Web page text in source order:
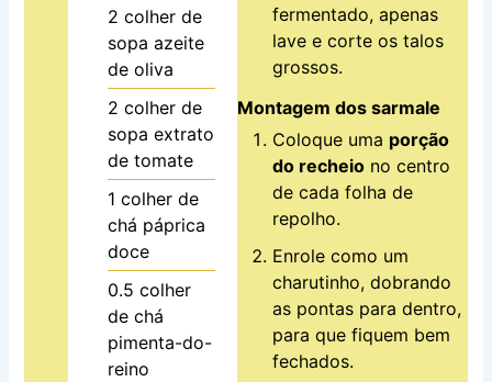
2 colher de
sopa azeite
de oliva
2 colher de
sopa extrato
de tomate
1 colher de
chá páprica
doce
0.5 colher
de chá
pimenta-do-
reino
fermentado, apenas
lave e corte os talos
grossos.
Montagem dos sarmale
Coloque uma porção
do recheio no centro
de cada folha de
repolho.
Enrole como um
charutinho, dobrando
as pontas para dentro,
para que fiquem bem
fechados.